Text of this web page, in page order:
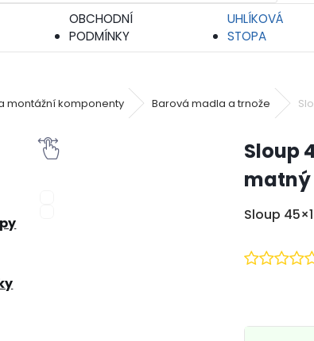
OBCHODNÍ
PODMÍNKY
UHLÍKOVÁ
STOPA
montážní komponenty Barová madla a trnože
Sloup
matný
Sloup